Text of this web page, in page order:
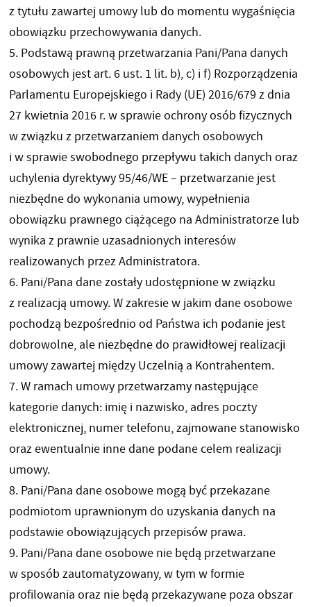
z tytułu zawartej umowy lub do momentu wygaśnięcia
obowiązku przechowywania danych.
5. Podstawą prawną przetwarzania Pani/Pana danych
osobowych jest art. 6 ust. 1 lit. b), c) i f) Rozporządzenia
Parlamentu Europejskiego i Rady (UE) 2016/679 z dnia
27 kwietnia 2016 r. w sprawie ochrony osób fizycznych
w związku z przetwarzaniem danych osobowych
i w sprawie swobodnego przepływu takich danych oraz
uchylenia dyrektywy 95/46/WE – przetwarzanie jest
niezbędne do wykonania umowy, wypełnienia
obowiązku prawnego ciążącego na Administratorze lub
wynika z prawnie uzasadnionych interesów
realizowanych przez Administratora.
6. Pani/Pana dane zostały udostępnione w związku
z realizacją umowy. W zakresie w jakim dane osobowe
pochodzą bezpośrednio od Państwa ich podanie jest
dobrowolne, ale niezbędne do prawidłowej realizacji
umowy zawartej między Uczelnią a Kontrahentem.
7. W ramach umowy przetwarzamy następujące
kategorie danych: imię i nazwisko, adres poczty
elektronicznej, numer telefonu, zajmowane stanowisko
oraz ewentualnie inne dane podane celem realizacji
umowy.
8. Pani/Pana dane osobowe mogą być przekazane
podmiotom uprawnionym do uzyskania danych na
podstawie obowiązujących przepisów prawa.
9. Pani/Pana dane osobowe nie będą przetwarzane
w sposób zautomatyzowany, w tym w formie
profilowania oraz nie będą przekazywane poza obszar